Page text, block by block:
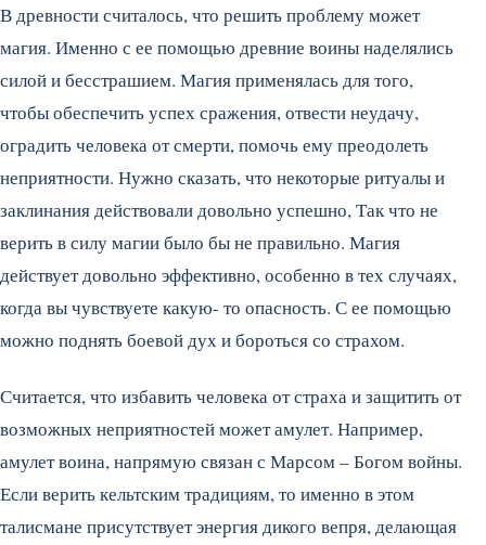
В древности считалось, что решить проблему может
магия. Именно с ее помощью древние воины наделялись
силой и бесстрашием. Магия применялась для того,
чтобы обеспечить успех сражения, отвести неудачу,
оградить человека от смерти, помочь ему преодолеть
неприятности. Нужно сказать, что некоторые ритуалы и
заклинания действовали довольно успешно, Так что не
верить в силу магии было бы не правильно. Магия
действует довольно эффективно, особенно в тех случаях,
когда вы чувствуете какую- то опасность. С ее помощью
можно поднять боевой дух и бороться со страхом.
Считается, что избавить человека от страха и защитить от
возможных неприятностей может амулет. Например,
амулет воина, напрямую связан с Марсом – Богом войны.
Если верить кельтским традициям, то именно в этом
талисмане присутствует энергия дикого вепря, делающая